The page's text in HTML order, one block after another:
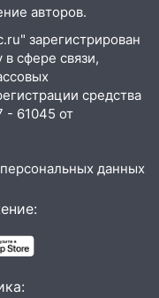
два
мира
памятную
Рылееву
ночью
Ульяновска
ЦГКБ
авторов.
зарегистрирован
сфере связи,
средства
61045 от
данных